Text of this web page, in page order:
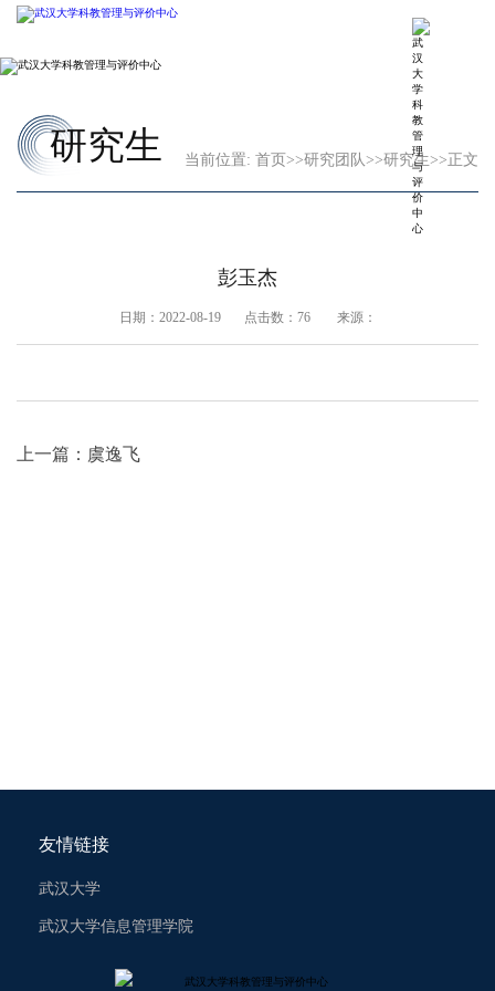
当前位置: 首页 >>研究团队>>研究生>> 正文
研究生
彭玉杰
日期：2022-08-19 点击数： 76来源：
上一篇： 虞逸飞
友情链接
武汉大学
武汉大学信息管理学院